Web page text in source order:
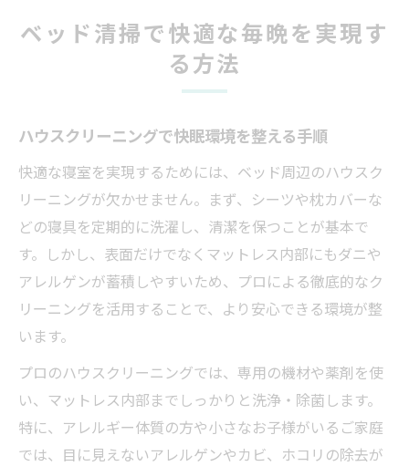
ベッド清掃で快適な毎晩を実現す
る方法
ハウスクリーニングで快眠環境を整える手順
快適な寝室を実現するためには、ベッド周辺のハウスク
リーニングが欠かせません。まず、シーツや枕カバーな
どの寝具を定期的に洗濯し、清潔を保つことが基本で
す。しかし、表面だけでなくマットレス内部にもダニや
アレルゲンが蓄積しやすいため、プロによる徹底的なク
リーニングを活用することで、より安心できる環境が整
います。
プロのハウスクリーニングでは、専用の機材や薬剤を使
い、マットレス内部までしっかりと洗浄・除菌します。
特に、アレルギー体質の方や小さなお子様がいるご家庭
では、目に見えないアレルゲンやカビ、ホコリの除去が